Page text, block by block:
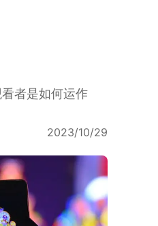
者是如何运作
2023/10/29